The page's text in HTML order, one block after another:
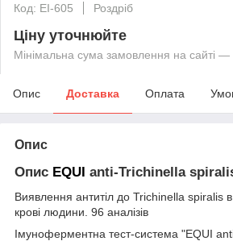
Код: EI-605
Роздріб
Ціну уточнюйте
Мінімальна сума замовлення на сайті
Опис Доставка Оплата
Опис
Опис EQUI anti-Trichinella
Виявлення антитіл до Trichinella spiralis в
крові людини. 96 аналізів
Імуноферментна тест-система "EQUI